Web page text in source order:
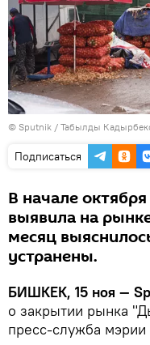
© Sputnik / Табылды
Подписаться
В начале
выявила на
месяц
устранены.
БИШКЕК, 15 ноя —
о закрытии рынка
пресс-служба